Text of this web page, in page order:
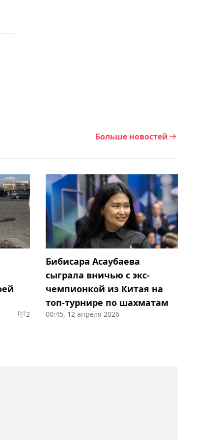
ЧМ-2030 в обмен на
"Динамо" без
Зайнутдинова вырвало
победу над "Факелом" в
Кубке России
22:27, 05 августа 2026
Появился видеообзор
матча "Челси" -
"Ювентус" с участием
Дастана Сатпаева
22:12, 05 августа 2026
Больше новостей
2
Бибисара Асаубаева
сыграла вничью с экс-
чемпионкой из Китая на
топ-турнире по шахматам
00:45, 12 апреля 2026